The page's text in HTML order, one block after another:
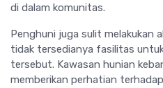
di dalam komunitas.
Penghuni juga sulit melakukan
tidak tersedianya fasilitas
tersebut. Kawasan hunian
memberikan perhatian